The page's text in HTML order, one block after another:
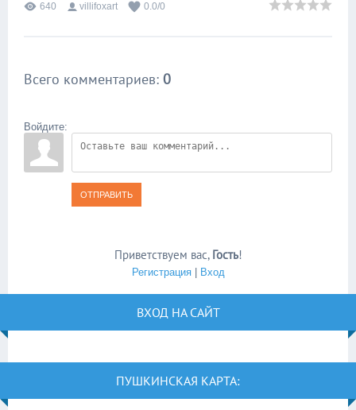
640 villifoxart 0.0/0
Всего комментариев: 0
Войдите:
ОТПРАВИТЬ
Приветствуем вас, Гость!
Регистрация| Вход
ВХОД НА САЙТ
ПУШКИНСКАЯ КАРТА: